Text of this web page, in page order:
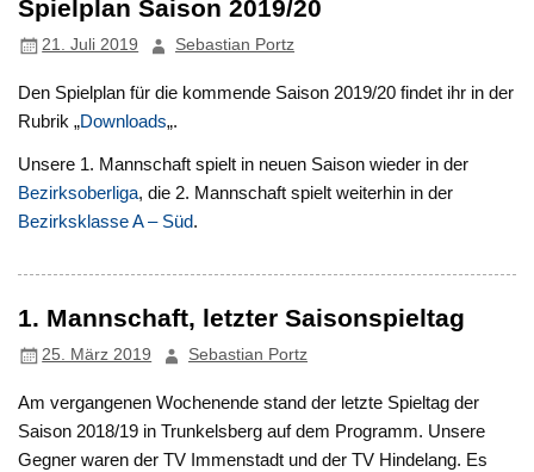
Spielplan Saison 2019/20
21. Juli 2019 Sebastian Portz
Den Spielplan für die kommende Saison 2019/20 findet ihr in der
Rubrik „Downloads„.
Unsere 1. Mannschaft spielt in neuen Saison wieder in der
Bezirksoberliga, die 2. Mannschaft spielt weiterhin in der
Bezirksklasse A – Süd.
1. Mannschaft, letzter Saisonspieltag
25. März 2019 Sebastian Portz
Am vergangenen Wochenende stand der letzte Spieltag der
Saison 2018/19 in Trunkelsberg auf dem Programm. Unsere
Gegner waren der TV Immenstadt und der TV Hindelang. Es